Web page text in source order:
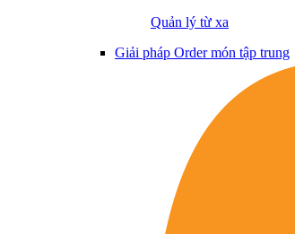
Quản lý từ xa
Giải pháp Order món tập trung